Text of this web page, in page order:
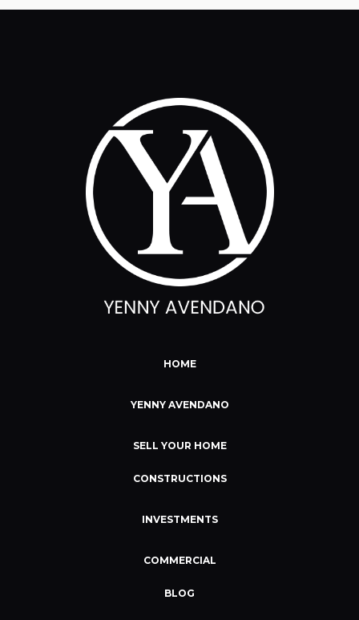
HOME
YENNY AVENDANO
SELL YOUR HOME
CONSTRUCTIONS
INVESTMENTS
COMMERCIAL
BLOG